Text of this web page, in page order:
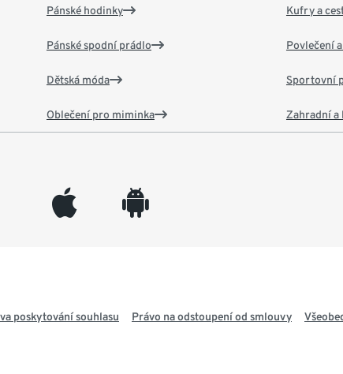
Pánské hodinky
Pánské spodní prádlo
Dětská móda
Oblečení pro miminka
Kufry a
Povlečení
Sportovní
Zahradní a
appleinc android
poskytování souhlasu Právo na odstoupení od smlouvy